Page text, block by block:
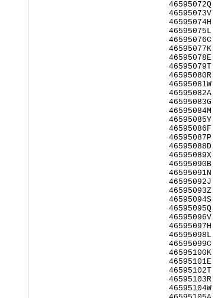
46595072Q
46595073V
46595074H
46595075L
46595076C
46595077K
46595078E
46595079T
46595080R
46595081W
46595082A
46595083G
46595084M
46595085Y
46595086F
46595087P
46595088D
46595089X
46595090B
46595091N
46595092J
46595093Z
46595094S
46595095Q
46595096V
46595097H
46595098L
46595099C
46595100K
46595101E
46595102T
46595103R
46595104W